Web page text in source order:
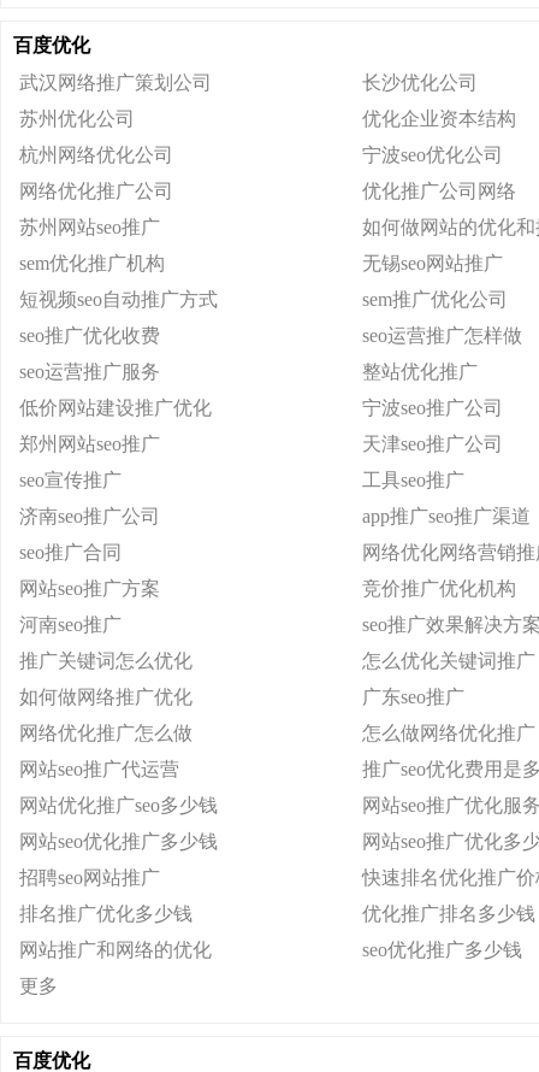
百度优化
武汉网络推广策划公司
长沙优化公司
苏州优化公司
优化企业资本结构
杭州网络优化公司
宁波seo优化公司
网络优化推广公司
优化推广公司网络
苏州网站seo推广
如何做网站的优化
sem优化推广机构
无锡seo网站推广
短视频seo自动推广方式
sem推广优化公司
seo推广优化收费
seo运营推广怎样做
seo运营推广服务
整站优化推广
低价网站建设推广优化
宁波seo推广公司
郑州网站seo推广
天津seo推广公司
seo宣传推广
工具seo推广
济南seo推广公司
app推广seo推广渠道
seo推广合同
网络优化网络营销
网站seo推广方案
竞价推广优化机构
河南seo推广
seo推广效果解决方
推广关键词怎么优化
怎么优化关键词推广
如何做网络推广优化
广东seo推广
网络优化推广怎么做
怎么做网络优化推广
网站seo推广代运营
推广seo优化费用是
网站优化推广seo多少钱
网站seo推广优化服
网站seo优化推广多少钱
网站seo推广优化多
招聘seo网站推广
快速排名优化推广价
排名推广优化多少钱
优化推广排名多少钱
网站推广和网络的优化
seo优化推广多少钱
更多
百度优化